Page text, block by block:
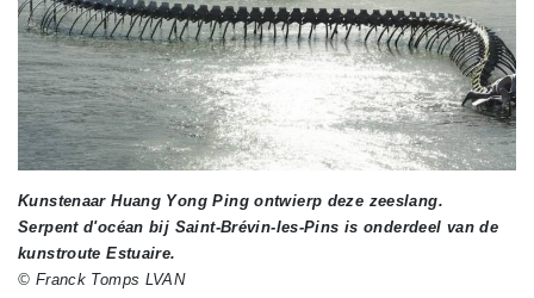
Kunstenaar Huang Yong Ping ontwierp deze zeeslang.
Serpent d'océan bij Saint-Brévin-les-Pins is onderdeel van de
kunstroute Estuaire.
© Franck Tomps LVAN